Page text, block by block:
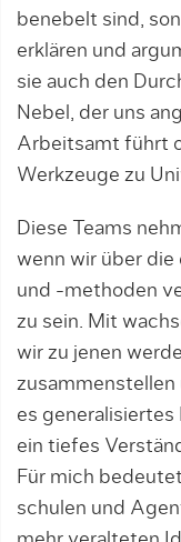
benebelt sind,
erklären und
sie auch den
Nebel, der uns
Arbeitsamt führt
Werkzeuge zu
Diese Teams
wenn wir über
und -methoden
zu sein. Mit
wir zu jenen
es generalisiertes
ein tiefes
Für mich
schulen und